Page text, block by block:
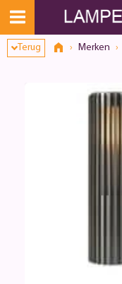
Terug Merken